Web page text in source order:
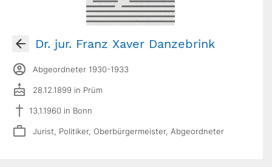
Dr. jur. Franz Xaver Danzebrink
Abgeordneter 1930-1933
28.12.1899 in Prüm
13.1.1960 in Bonn
Jurist, Politiker, Oberbürgermeister, Abgeordneter